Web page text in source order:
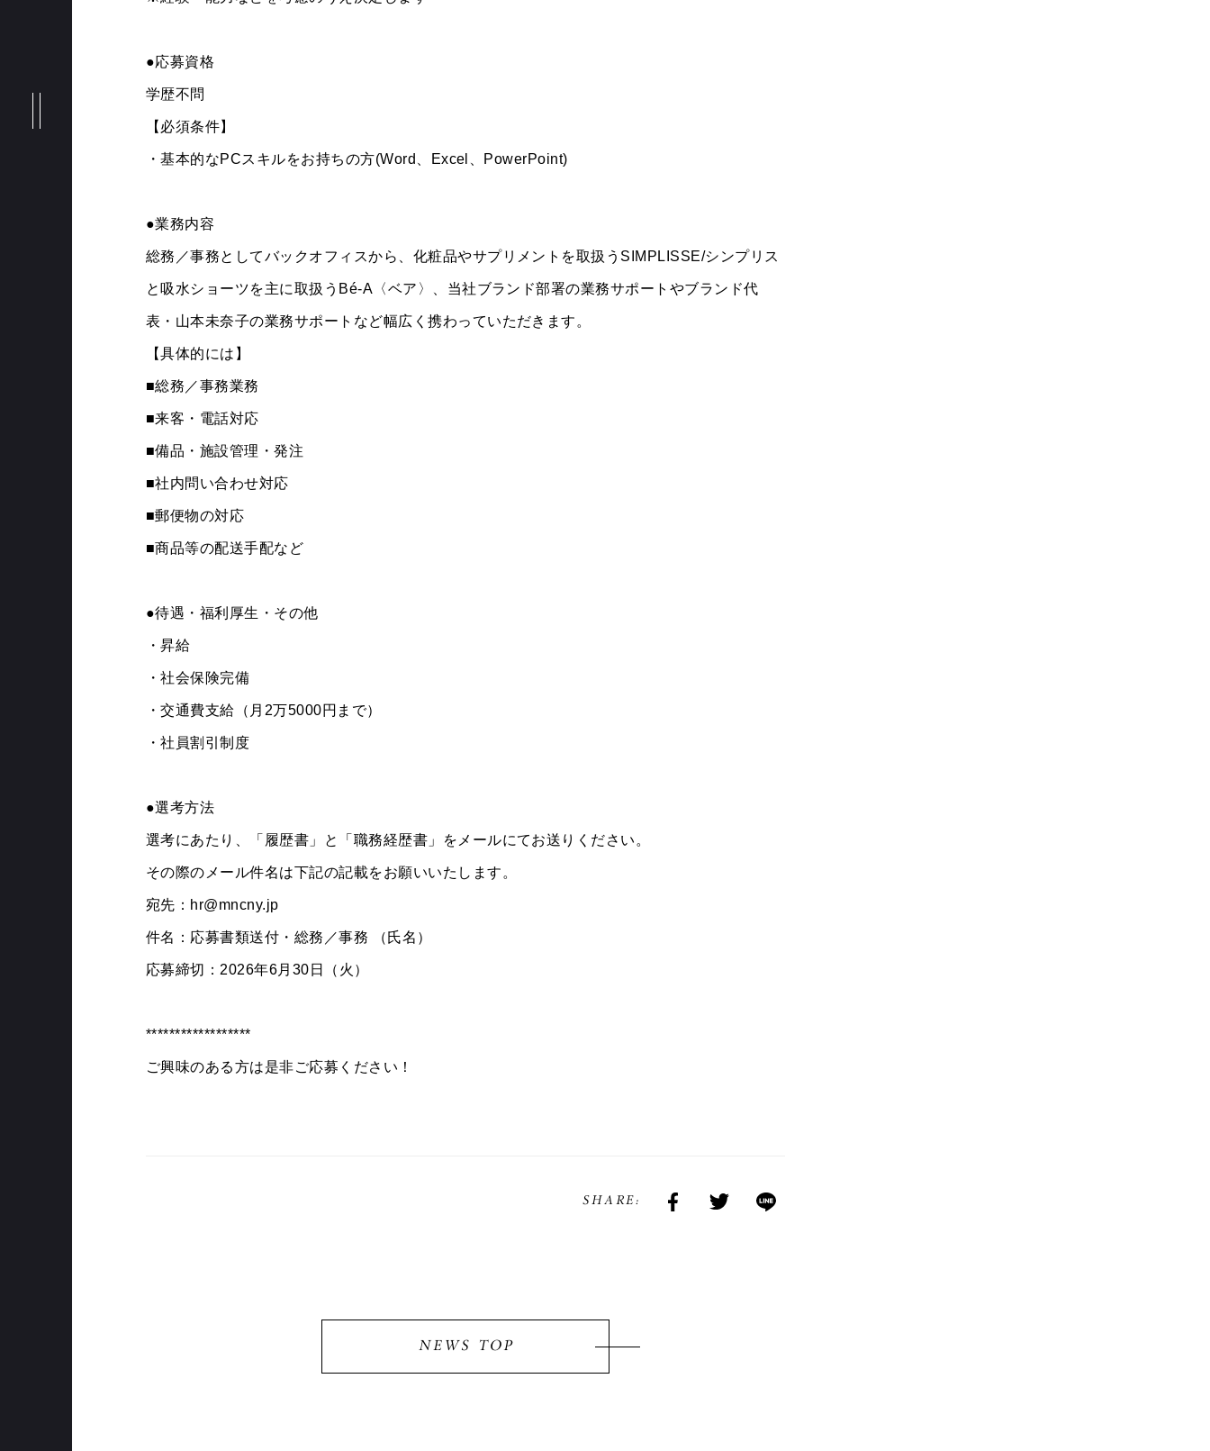
BRANDS
MEMBERS PRIVACY POLICY
●応募資格
学歴不問
【必須条件】
・基本的なPCスキルをお持ちの方(Word、Excel、PowerPoint)
●業務内容
総務／事務としてバックオフィスから、化粧品やサプリメントを取扱うSIMPLISSE/シンプリス
と吸水ショーツを主に取扱うBé-A〈ベア〉、当社ブランド部署の業務サポートやブランド代
表・山本未奈子の業務サポートなど幅広く携わっていただきます。
【具体的には】
■総務／事務業務
■来客・電話対応
■備品・施設管理・発注
■社内問い合わせ対応
■郵便物の対応
■商品等の配送手配など
●待遇・福利厚生・その他
・昇給
・社会保険完備
・交通費支給（月2万5000円まで）
・社員割引制度
●選考方法
選考にあたり、「履歴書」と「職務経歴書」をメールにてお送りください。
その際のメール件名は下記の記載をお願いいたします。
宛先：hr@mncny.jp
件名：応募書類送付・総務／事務 （氏名）
応募締切：2026年6月30日（火）
******************
ご興味のある方は是非ご応募ください！
SHARE:
NEWS TOP